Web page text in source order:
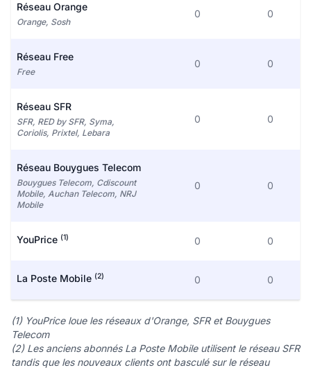
Réseau Orange
Orange, Sosh
0 0
Réseau Free
Free
0 0
Réseau SFR
SFR, RED by SFR, Syma,
Coriolis, Prixtel, Lebara
0 0
Réseau Bouygues Telecom
Bouygues Telecom, Cdiscount
Mobile, Auchan Telecom, NRJ
Mobile
0 0
YouPrice (1) 0 0
La Poste Mobile (2) 0 0
(1) YouPrice loue les réseaux d'Orange, SFR et Bouygues
Telecom
(2) Les anciens abonnés La Poste Mobile utilisent le réseau SFR
tandis que les nouveaux clients ont basculé sur le réseau